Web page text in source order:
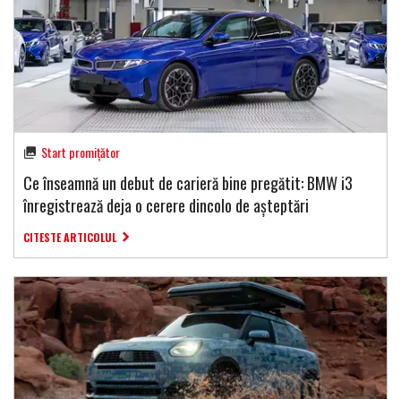
Start promițător
Ce înseamnă un debut de carieră bine pregătit: BMW i3
înregistrează deja o cerere dincolo de așteptări
CITESTE ARTICOLUL